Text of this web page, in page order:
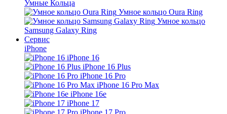
Умные Кольца
Умное кольцо Oura Ring
Умное кольцо
Samsung Galaxy Ring
Сервис
iPhone
iPhone 16
iPhone 16 Plus
iPhone 16 Pro
iPhone 16 Pro Max
iPhone 16e
iPhone 17
iPhone 17 Pro